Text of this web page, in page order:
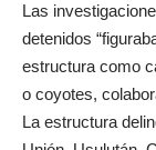
Las
detenidos
estructura como
o coyotes,
La estructura